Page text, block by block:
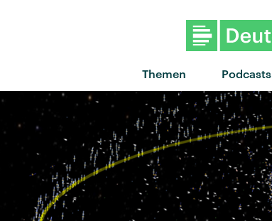
Themen Podcasts